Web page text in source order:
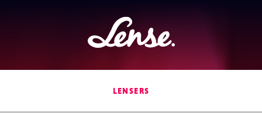
Lense
LENSERS